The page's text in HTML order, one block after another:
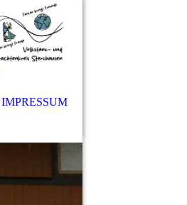
IMPRESSUM